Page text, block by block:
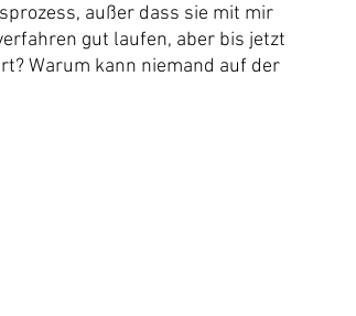
außer dass sie mit mir
gut laufen, aber bis jetzt
Warum kann niemand auf der